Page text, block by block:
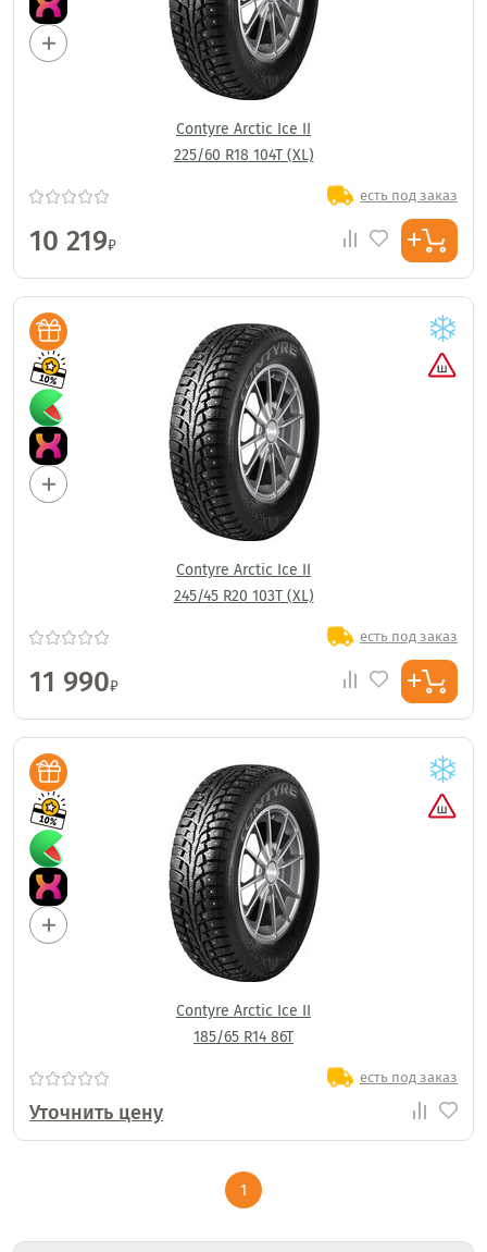
Contyre Arctic Ice II
225/60 R18 104T (XL)
есть под заказ
10 219₽
Contyre Arctic Ice II
245/45 R20 103T (XL)
есть под заказ
11 990₽
Contyre Arctic Ice II
185/65 R14 86T
есть под заказ
Уточнить цену
1